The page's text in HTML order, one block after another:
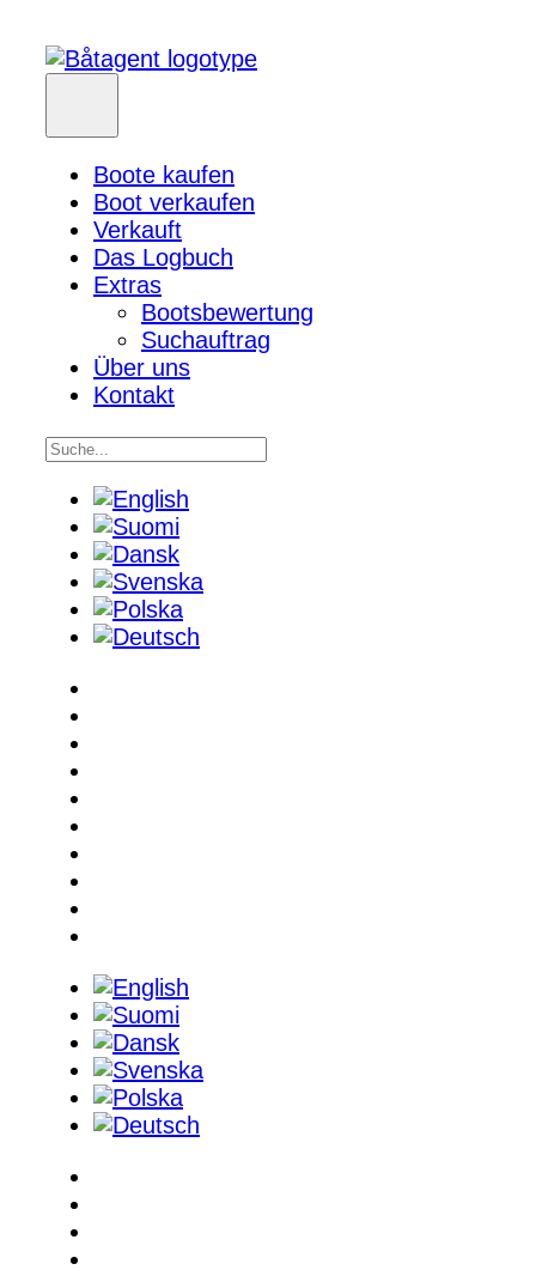
Boote kaufen
Boot verkaufen
Verkauft
Das Logbuch
Extras
Bootsbewertung
Suchauftrag
Über uns
Kontakt